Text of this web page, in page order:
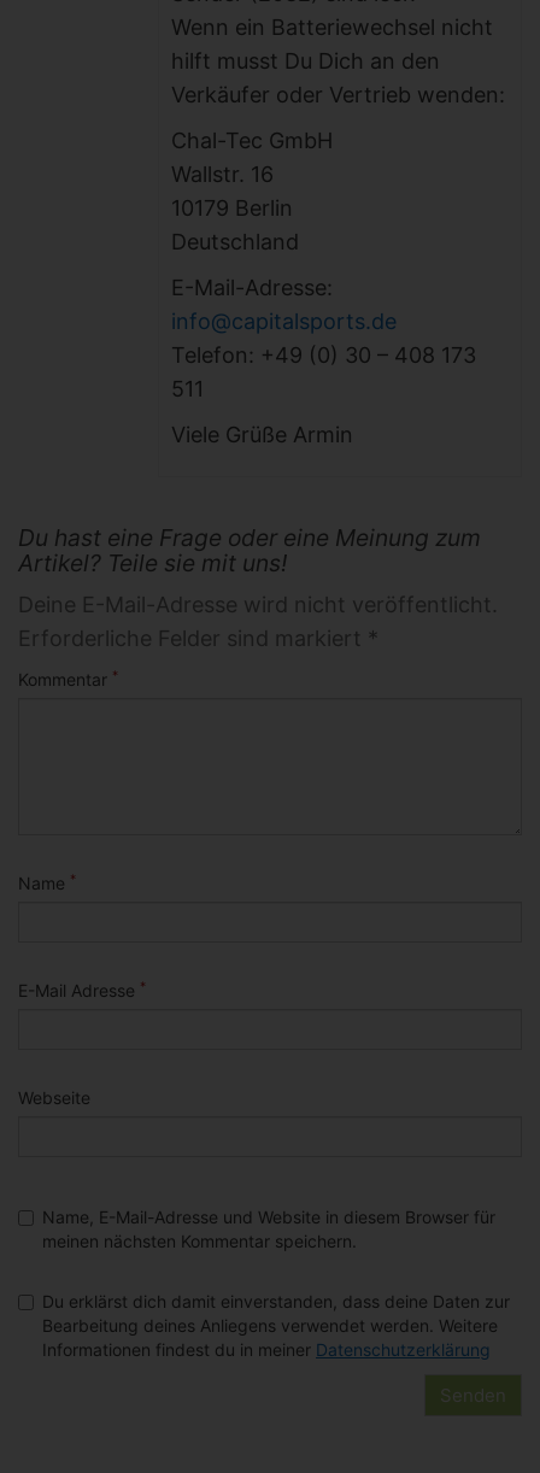
Wenn ein Batteriewechsel nicht
hilft musst Du Dich an den
Verkäufer oder Vertrieb wenden:
Chal-Tec GmbH
Wallstr. 16
10179 Berlin
Deutschland
E-Mail-Adresse:
info@capitalsports.de
Telefon: +49 (0) 30 – 408 173
511
Viele Grüße Armin
Du hast eine Frage oder eine Meinung zum
Artikel? Teile sie mit uns!
Deine E-Mail-Adresse wird nicht veröffentlicht.
Erforderliche Felder sind markiert *
Kommentar *
Name *
E-Mail Adresse *
Webseite
Name, E-Mail-Adresse und Website in diesem Browser für
meinen nächsten Kommentar speichern.
Du erklärst dich damit einverstanden, dass deine Daten zur
Bearbeitung deines Anliegens verwendet werden. Weitere
Informationen findest du in meiner Datenschutzerklärung